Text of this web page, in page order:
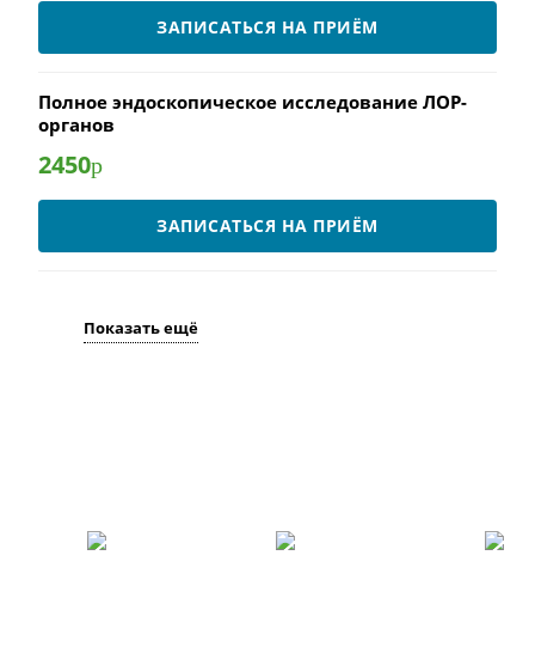
ЗАПИСАТЬСЯ НА ПРИЁМ
Полное эндоскопическое исследование ЛОР-
органов
2450р
ЗАПИСАТЬСЯ НА ПРИЁМ
Показать ещё